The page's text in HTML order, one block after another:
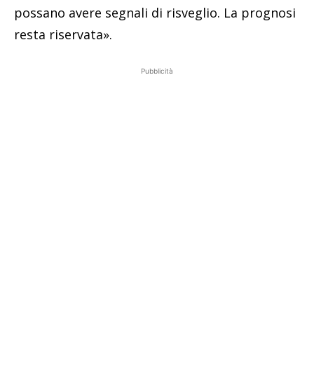
possano avere segnali di risveglio. La prognosi
resta riservata».
Pubblicità